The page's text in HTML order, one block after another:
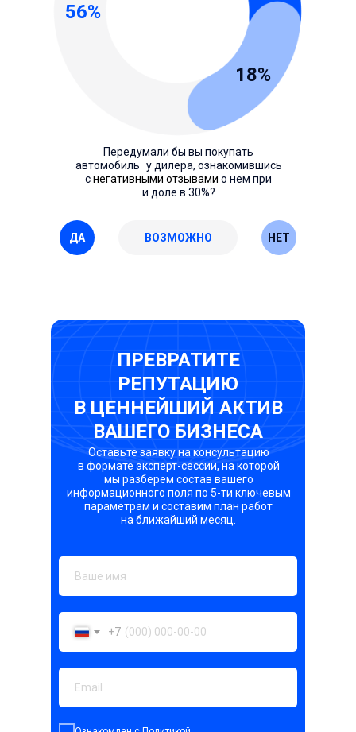
Передумали бы вы покупать
автомобиль у дилера, ознакомившись
снегативными отзывами о нем при
и доле в 30%?
ВОЗМОЖНО НЕТ
ДА
18%
56%
+7
ПРЕВРАТИТЕ
РЕПУТАЦИЮ
В ЦЕННЕЙШИЙ АКТИВ
ВАШЕГО БИЗНЕСА
Оставьте заявку на консультацию
в формате эксперт-сессии, на которой
мы разберем состав вашего
информационного поля по 5-ти ключевым
параметрам и составим план работ
на ближайший месяц.